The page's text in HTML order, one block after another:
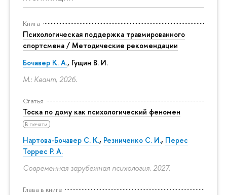
Книга
Психологическая поддержка травмированного
спортсмена / Методические рекомендации
Бочавер К. А., Гущин В. И.
М.: Квант, 2026.
Статья
Тоска по дому как психологический феномен
В печати
Нартова-Бочавер С. К., Резниченко С. И., Перес
Торрес Р. А.
Современная зарубежная психология. 2027.
Глава в книге